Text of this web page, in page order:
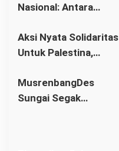
Aman
Nasional: Antara
Legalitas
Aksi Nyata Solidaritas
Untuk Palestina,
Pontianak Ikuti Senam
Sehat dan
MusrenbangDes
Sungai Segak